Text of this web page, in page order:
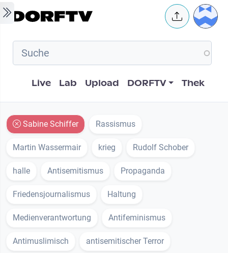
Skip to main content User
Hauptnavigation
Live Lab Upload DORFTV Thek
Sabine Schiffer Rassismus
Martin Wassermair krieg Rudolf Schober
halle Antisemitismus Propaganda
Friedensjournalismus Haltung
Medienverantwortung Antifeminismus
Antimuslimisch antisemitischer Terror